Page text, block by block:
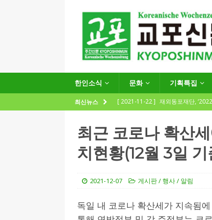
한인소식 문화 기획특집
최신뉴스 [ 2021-11-22 ] 재외동포재단,
[ 2021-09-24 ] 함부르크한인회
제57회 정기총회 공고 및 제30대 한
(12.14일 기준)
게시판 / 행사 / 알림
[ 2026-07-27 ]
“재독동포와 함께
[ 2026-07-27 ] KIST 유럽연구소
최근 코로나 확산
치현황(12월 3일 기
2021-12-07 게시판 / 행사 / 알림
독일 내 코로나 확산세가 지속됨